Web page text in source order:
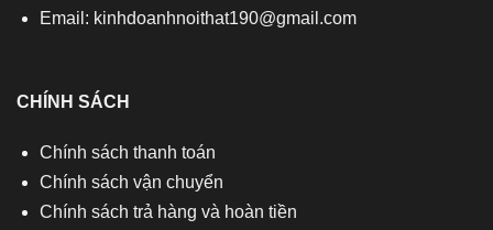
Email: kinhdoanhnoithat190@gmail.com
CHÍNH SÁCH
Chính sách thanh toán
Chính sách vận chuyển
Chính sách trả hàng và hoàn tiền